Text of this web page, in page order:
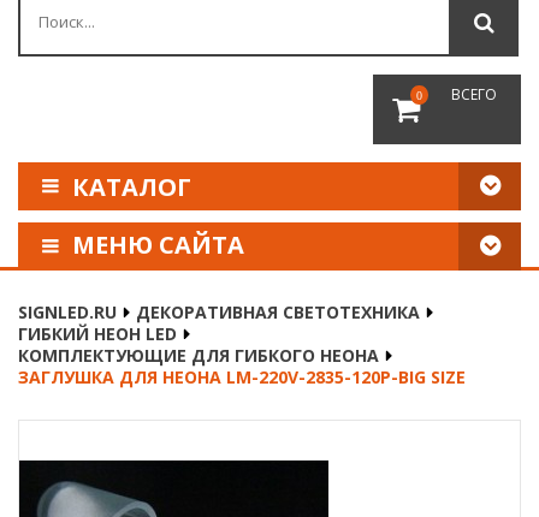
0 ВСЕГО
КАТАЛОГ
МЕНЮ САЙТА
ОПЛАТА И ДОСТАВКА
SIGNLED.RU
ДЕКОРАТИВНАЯ СВЕТОТЕХНИКА
ГИБКИЙ НЕОН LED
КОМПЛЕКТУЮЩИЕ ДЛЯ ГИБКОГО НЕОНА
ЗАГЛУШКА ДЛЯ НЕОНА LM-220V-2835-120P-BIG SIZE